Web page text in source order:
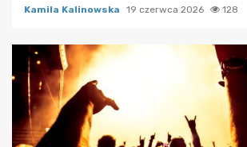
Kamila Kalinowska 19 czerwca 2026 128